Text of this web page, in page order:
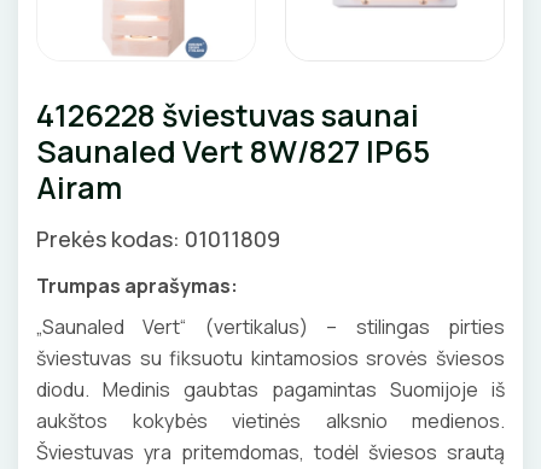
Augalų apšvietimas
LAUKO ŠVIESTUVAI
Lubiniai šviestuvai
Sieniniai šviestuvai
Pastatomi šviestuvai, stulpeliai
Įmontuojami šviestuvai
Šviestuvai nuo judesio
Gatvių, parkų šviestuvai
APŠVIETIMO SISTEMOS
Bėginės apšvietimo sistemos
Magnetinės apšvietimo sistemos
LED lempos
Tradicinės lempos
Specialios paskirties lempos
Maitinimo šaltiniai
Valdikliai, pulteliai
JUNGIKLIAI, KIŠTUKINIAI LIZDAI
MONTAŽINĖS DĖŽUTĖS
VAMZDŽIAI, GOFROS
ĮKROVIMO SPRENDIMAI
Įkrovimo stotelės
AUTOMATINIAI JUNGIKLIAI
ATSUKTUVAI
4126228 šviestuvas saunai
Saunaled Vert 8W/827 IP65
Airam
Prekės kodas: 01011809
Trumpas aprašymas:
„Saunaled Vert“ (vertikalus) – stilingas pirties
šviestuvas su fiksuotu kintamosios srovės šviesos
diodu. Medinis gaubtas pagamintas Suomijoje iš
aukštos kokybės vietinės alksnio medienos.
Šviestuvas yra pritemdomas, todėl šviesos srautą